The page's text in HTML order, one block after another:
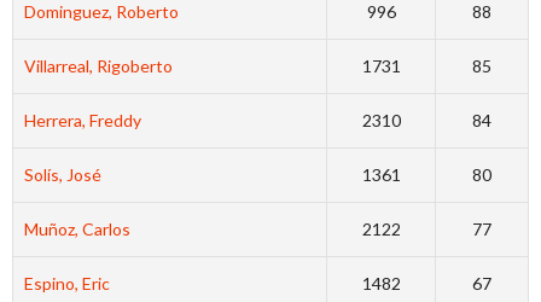
Dominguez, Roberto 996 88
Villarreal, Rigoberto 1731 85
Herrera, Freddy 2310 84
Solís, José 1361 80
Muñoz, Carlos 2122 77
Espino, Eric 1482 67